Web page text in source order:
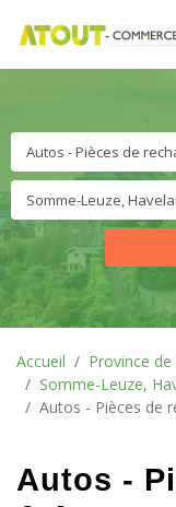
Accueil
Province
Somme-Leuze,
Autos - Pièces de
Autos -